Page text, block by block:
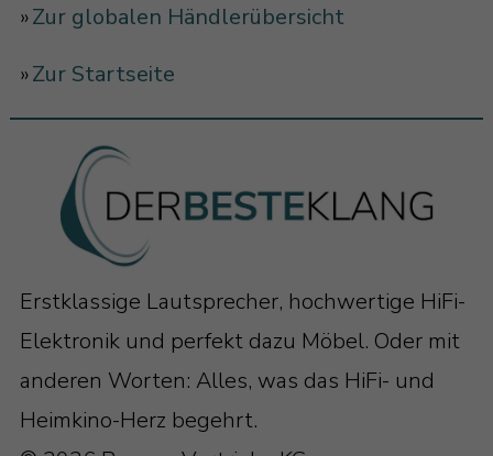
»Zur globalen Händlerübersicht
»Zur Startseite
Erstklassige Lautsprecher, hochwertige HiFi-
Elektronik und perfekt dazu Möbel. Oder mit
anderen Worten: Alles, was das HiFi- und
Heimkino-Herz begehrt.